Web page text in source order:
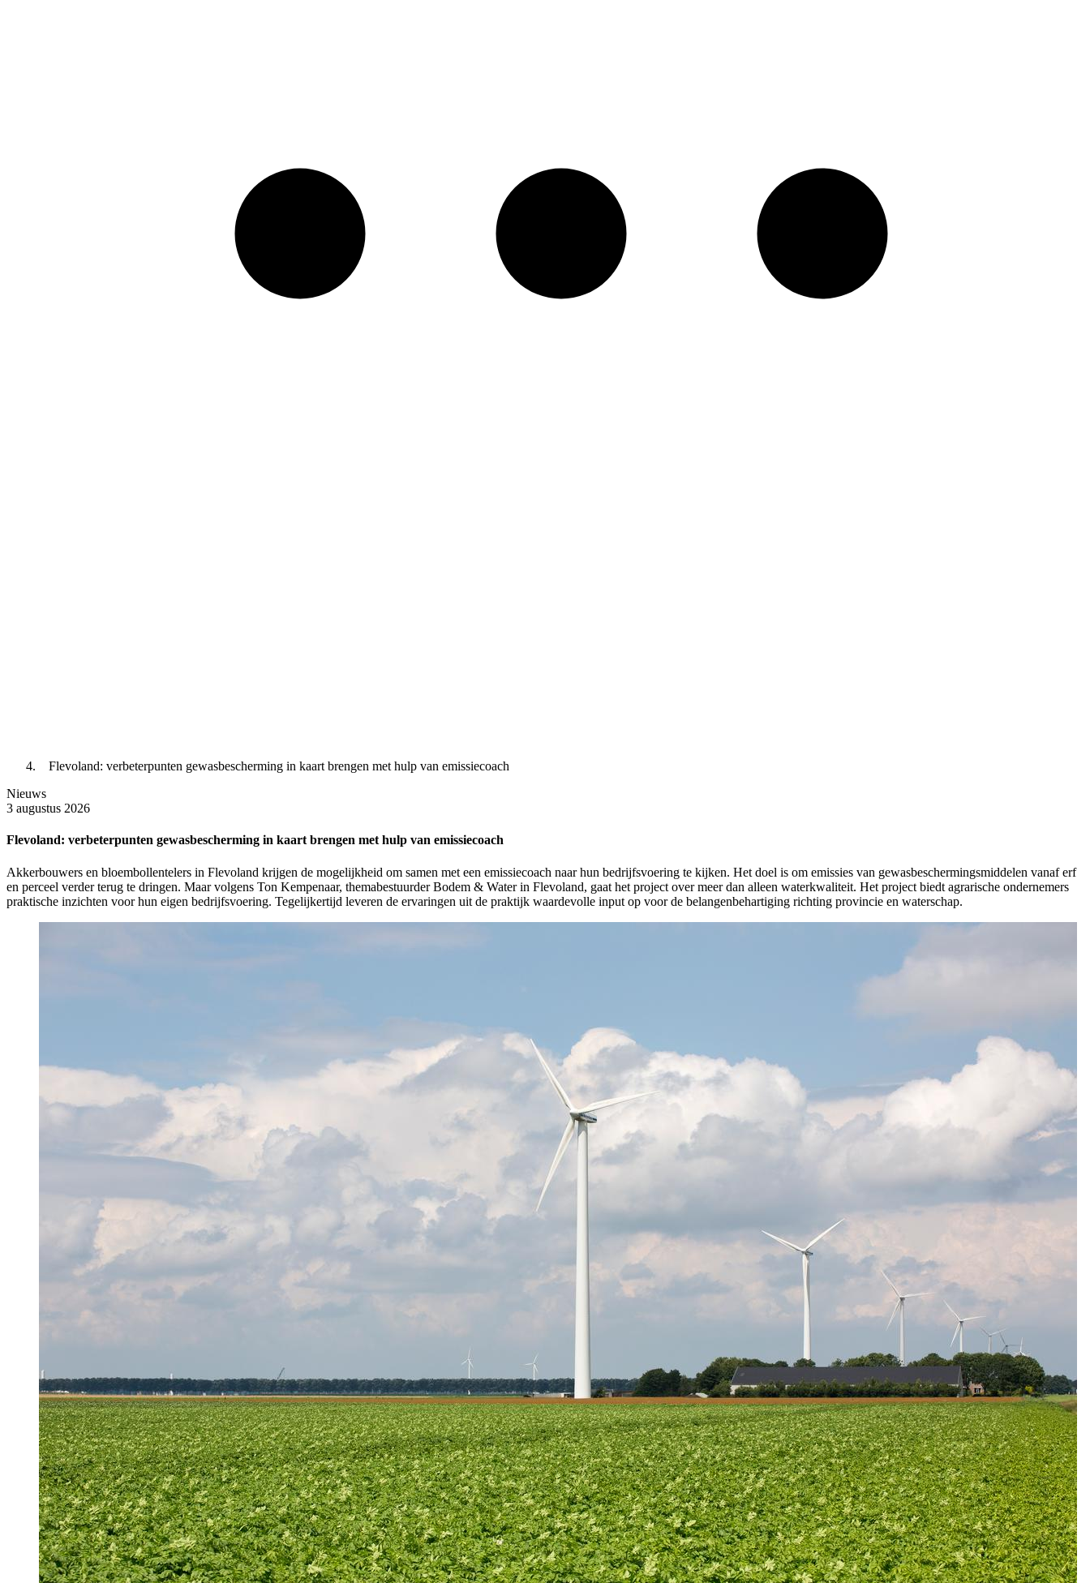
Flevoland: verbeterpunten gewasbescherming in kaart brengen met hulp van emissiecoach
Nieuws
3 augustus 2026
Flevoland: verbeterpunten gewasbescherming in kaart brengen met hulp van emissiecoach
Akkerbouwers en bloembollentelers in Flevoland krijgen de mogelijkheid om samen met een emissiecoach naar hun bedrijfsvoering te kijken. Het doel is om emissies van gewasbeschermingsmiddelen vanaf erf
en perceel verder terug te dringen. Maar volgens Ton Kempenaar, themabestuurder Bodem & Water in Flevoland, gaat het project over meer dan alleen waterkwaliteit. Het project biedt agrarische ondernemers
praktische inzichten voor hun eigen bedrijfsvoering. Tegelijkertijd leveren de ervaringen uit de praktijk waardevolle input op voor de belangenbehartiging richting provincie en waterschap.